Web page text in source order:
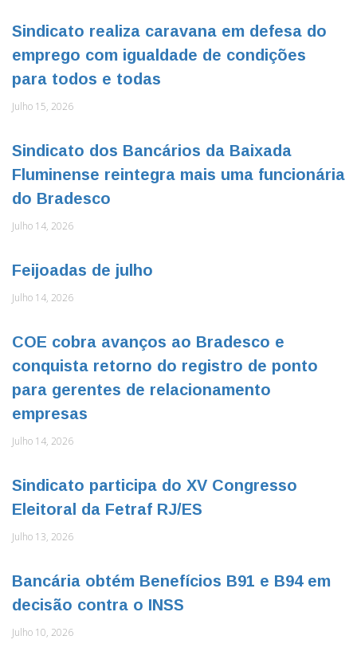
Sindicato realiza caravana em defesa do
emprego com igualdade de condições
para todos e todas
Julho 15, 2026
Sindicato dos Bancários da Baixada
Fluminense reintegra mais uma funcionária
do Bradesco
Julho 14, 2026
Feijoadas de julho
Julho 14, 2026
COE cobra avanços ao Bradesco e
conquista retorno do registro de ponto
para gerentes de relacionamento
empresas
Julho 14, 2026
Sindicato participa do XV Congresso
Eleitoral da Fetraf RJ/ES
Julho 13, 2026
Bancária obtém Benefícios B91 e B94 em
decisão contra o INSS
Julho 10, 2026